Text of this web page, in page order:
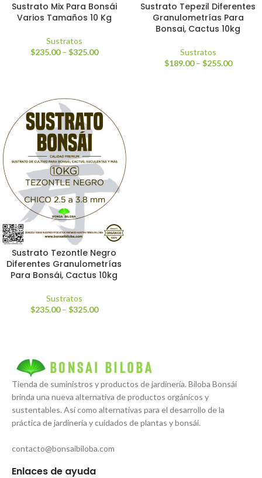
Sustrato Mix Para Bonsái
Varios Tamaños 10 Kg
Sustratos
$235.00 – $325.00
Sustrato Tepezil Diferentes
Granulometrías Para
Bonsai, Cactus 10kg
Sustratos
$189.00 – $255.00
Sustrato Tezontle Negro
Diferentes Granulometrías
Para Bonsái, Cactus 10kg
Sustratos
$235.00 – $325.00
Tienda de suministros y productos de jardinería. Biloba Bonsái
brinda una nueva alternativa de productos orgánicos y
sustentables. Así como alternativas para el desarrollo de la
práctica de jardinería y cuidados de plantas y bonsái.
contacto@bonsaibiloba.com
Enlaces de ayuda